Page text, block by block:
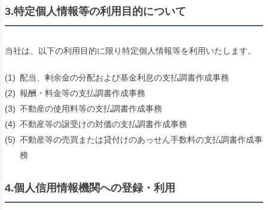
3.特定個人情報等の利用目的について
当社は、以下の利用目的に限り特定個人情報等を利用いたします。
(1) 配当、剰余金の分配および基金利息の支払調書作成事務
(2) 報酬・料金等の支払調書作成事務
(3) 不動産の使用料等の支払調書作成事務
(4) 不動産等の譲受けの対価の支払調書作成事務
(5) 不動産等の売買または貸付けのあっせん手数料の支払調書作成事
務
4.個人信用情報機関への登録・利用